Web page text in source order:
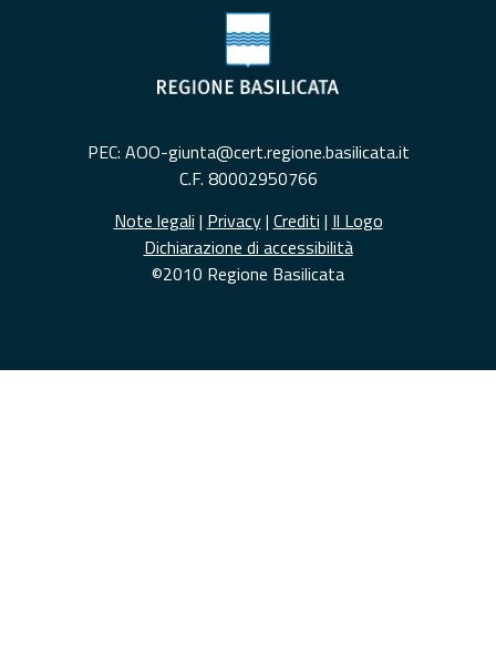
PEC: AOO-giunta@cert.regione.basilicata.it
C.F. 80002950766
Note legali | Privacy| Crediti | Il Logo
Dichiarazione di accessibilità
©2010 Regione Basilicata